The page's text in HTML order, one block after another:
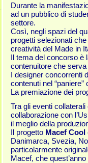
Durante la
ad un pubblico di
settore.
Così, negli spazi del
progetti selezionati
creatività del Made in
Il tema del concorso è
contenuitore che
I designer concorrenti
contenuti nel
La premiazione dei
Tra gli eventi
collaborazione con
il meglio della
Il progetto Macef Cool
Danimarca, Svezia,
particolarmente
Macef, che